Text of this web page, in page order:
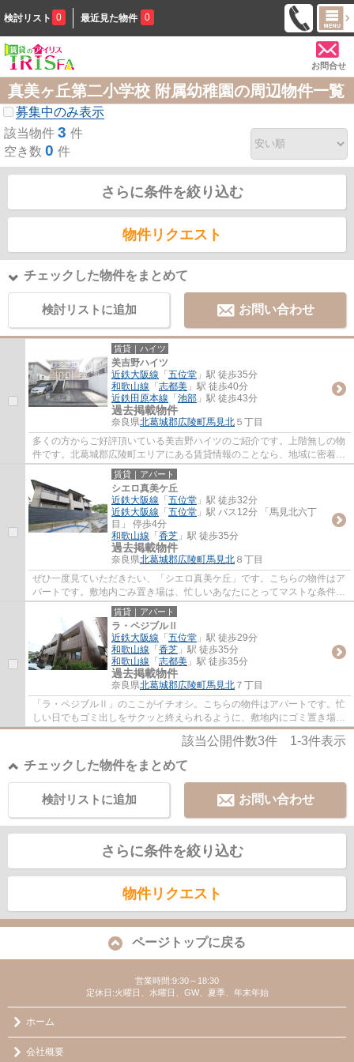
検討リスト 0 最近見た物件 0
お問合せ
真美ヶ丘第二小学校 附属幼稚園の周辺物件一覧
募集中のみ表示
該当物件 3 件
空き数 0 件
さらに条件を絞り込む
物件リクエスト
チェックした物件をまとめて
検討リストに追加 お問い合わせ
賃貸｜ハイツ
美吉野ハイツ
近鉄大阪線 「 五位堂 」駅 徒歩35分
和歌山線 「 志都美 」駅 徒歩40分
近鉄田原本線 「 池部 」駅 徒歩43分
過去掲載物件
奈良県北葛城郡広陵町馬見北 ５丁目
多くの方からご好評頂いている美吉野ハイツのご紹介です。上階無しの物
件です。北葛城郡広陵町エリアにある賃貸情報のことなら、地域に密着し
た当社へお任せ下さい。当社は、多種多様...
賃貸｜アパート
シエロ真美ケ丘
近鉄大阪線 「 五位堂 」駅 徒歩32分
近鉄大阪線 「 五位堂 」駅 バス12分 「馬見北六丁
目」 停歩4分
和歌山線 「 香芝 」駅 徒歩35分
過去掲載物件
奈良県北葛城郡広陵町馬見北 ８丁目
ぜひ一度見ていただきたい、「シエロ真美ケ丘」です。こちらの物件はア
パートです。敷地内ごみ置き場は、忙しいあなたにとってマストな条件で
はないでしょうか。インターネット有り物...
賃貸｜アパート
ラ・ペジブルⅡ
近鉄大阪線 「 五位堂 」駅 徒歩29分
和歌山線 「 香芝 」駅 徒歩35分
和歌山線 「 志都美 」駅 徒歩35分
過去掲載物件
奈良県北葛城郡広陵町馬見北 ７丁目
「ラ・ペジブルⅡ」のここがイチオシ。こちらの物件はアパートです。忙
しい日でもゴミ出しをサクッと終えられるように、敷地内にゴミ置き場を
つけております。物件情報を数多く取り揃え...
該当公開件数3件 1-3件表示
チェックした物件をまとめて
お問い合わせ
検討リストに追加
さらに条件を絞り込む
物件リクエスト
ページトップに戻る
営業時間:9:30～18:30
定休日:火曜日、水曜日、GW、夏季、年末年始
ホーム
会社概要